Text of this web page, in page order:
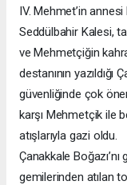
IV. Mehmet’in
Seddülbahir Kalesi,
ve Mehmetçiğin
destanının yazıldığı
güvenliğinde çok
karşı Mehmetçik ile
atışlarıyla gazi oldu.
Çanakkale
gemilerinden atılan